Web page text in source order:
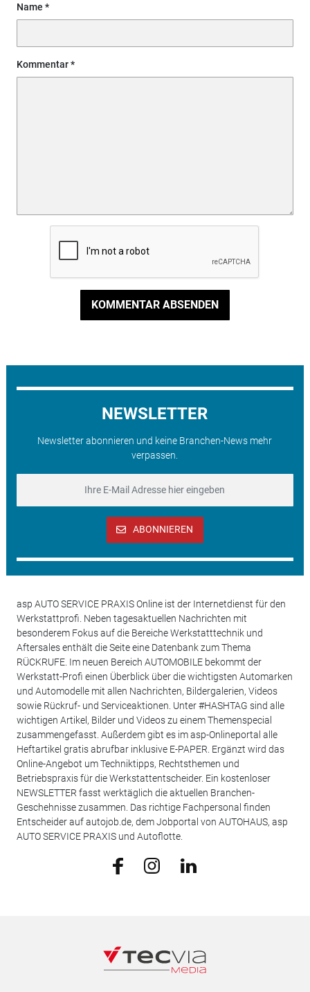
Name
Kommentar
KOMMENTAR ABSENDEN
NEWSLETTER
Newsletter abonnieren und keine Branchen-News mehr
verpassen.
ABONNIEREN
asp AUTO SERVICE PRAXIS Online ist der Internetdienst für den
Werkstattprofi. Neben tagesaktuellen Nachrichten mit
besonderem Fokus auf die Bereiche Werkstatttechnik und
Aftersales enthält die Seite eine Datenbank zum Thema
RÜCKRUFE. Im neuen Bereich AUTOMOBILE bekommt der
Werkstatt-Profi einen Überblick über die wichtigsten Automarken
und Automodelle mit allen Nachrichten, Bildergalerien, Videos
sowie Rückruf- und Serviceaktionen. Unter #HASHTAG sind alle
wichtigen Artikel, Bilder und Videos zu einem Themenspecial
zusammengefasst. Außerdem gibt es im asp-Onlineportal alle
Heftartikel gratis abrufbar inklusive E-PAPER. Ergänzt wird das
Online-Angebot um Techniktipps, Rechtsthemen und
Betriebspraxis für die Werkstattentscheider. Ein kostenloser
NEWSLETTER fasst werktäglich die aktuellen Branchen-
Geschehnisse zusammen. Das richtige Fachpersonal finden
Entscheider auf autojob.de, dem Jobportal von AUTOHAUS, asp
AUTO SERVICE PRAXIS und Autoflotte.